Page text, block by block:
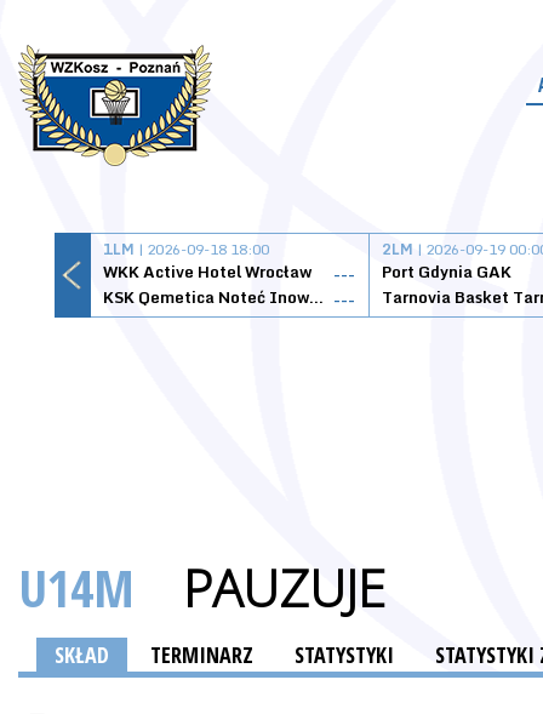
1LM | 2026-09-18 18:00
WKK Active Hotel Wrocław
---
KSK Qemetica Noteć Inowrocław ---
2LM | 2026-09-19
Port Gdynia GAK
U14M PAUZUJE
SKŁAD TERMINARZ STATYSTYKI